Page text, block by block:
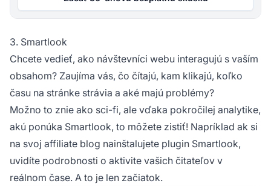
3. Smartlook
Chcete vedieť, ako návštevníci webu interagujú s vaším
obsahom? Zaujíma vás, čo čítajú, kam klikajú, koľko
času na stránke strávia a aké majú problémy?
Možno to znie ako sci-fi, ale vďaka pokročilej analytike,
akú ponúka Smartlook, to môžete zistiť! Napríklad ak si
na svoj affiliate blog nainštalujete plugin Smartlook,
uvidíte podrobnosti o aktivite vašich čitateľov v
reálnom čase. A to je len začiatok.